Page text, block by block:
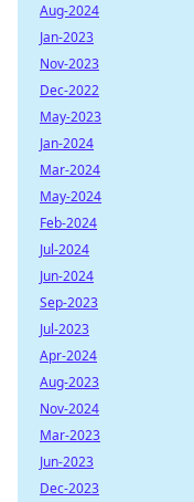
Aug-2024
Jan-2023
Nov-2023
Dec-2022
May-2023
Jan-2024
Mar-2024
May-2024
Feb-2024
Jul-2024
Jun-2024
Sep-2023
Jul-2023
Apr-2024
Aug-2023
Nov-2024
Mar-2023
Jun-2023
Dec-2023